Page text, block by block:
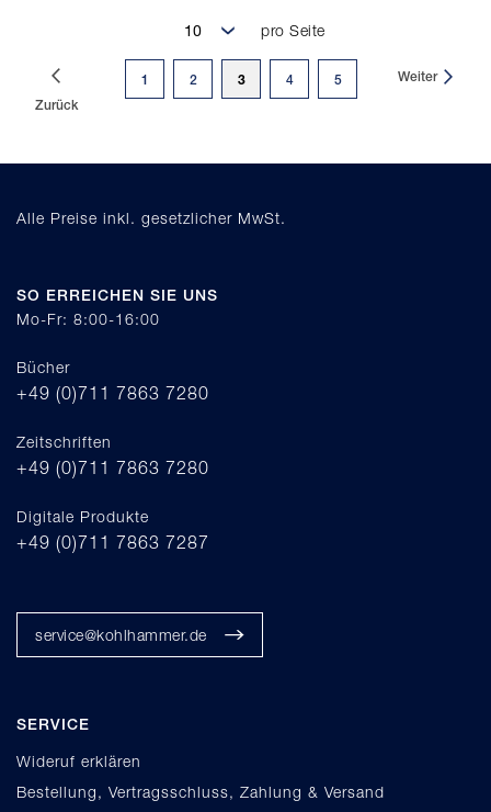
pro Seite
Seite
Zurück
Seite
1 Seite
2
Sie
Seite
3 Seite
4 Seite
5 Weiter
Alle Preise inkl. gesetzlicher MwSt.
SO ERREICHEN SIE UNS
Mo-Fr: 8:00-16:00
Bücher
+49 (0)711 7863 7280
Zeitschriften
+49 (0)711 7863 7280
Digitale Produkte
+49 (0)711 7863 7287
service@kohlhammer.de
SERVICE
Wideruf erklären
Bestellung, Vertragsschluss, Zahlung & Versand